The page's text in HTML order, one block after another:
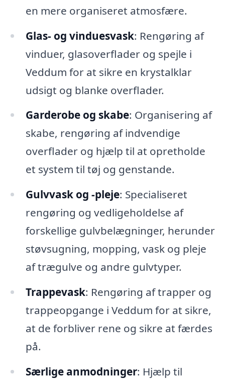
en mere organiseret atmosfære.
Glas- og vinduesvask: Rengøring af
vinduer, glasoverflader og spejle i
Veddum for at sikre en krystalklar
udsigt og blanke overflader.
Garderobe og skabe: Organisering af
skabe, rengøring af indvendige
overflader og hjælp til at opretholde
et system til tøj og genstande.
Gulvvask og -pleje: Specialiseret
rengøring og vedligeholdelse af
forskellige gulvbelægninger, herunder
støvsugning, mopping, vask og pleje
af trægulve og andre gulvtyper.
Trappevask: Rengøring af trapper og
trappeopgange i Veddum for at sikre,
at de forbliver rene og sikre at færdes
på.
Særlige anmodninger: Hjælp til